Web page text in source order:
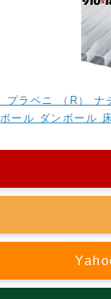
プラベニ （R）
ール ダンボール